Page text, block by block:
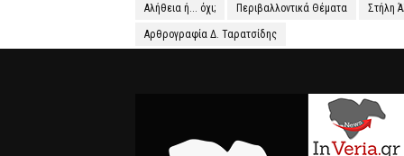
Αλήθεια ή... όχι; Περιβαλλοντικά Θέματα Στήλη
Αρθρογραφία Δ. Ταρατσίδης